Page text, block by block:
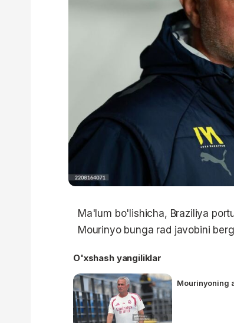
Ma'lum bo'lishicha, Braziliya
Mourinyo bunga rad javobini
O'xshash yangiliklar
Mourinyoning